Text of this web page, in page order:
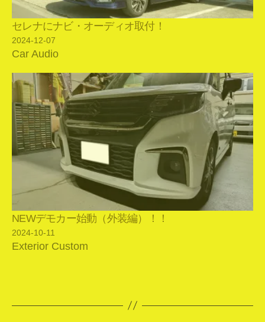
セレナにナビ・オーディオ取付！
2024-12-07
Car Audio
NEWデモカー始動（外装編）！！
2024-10-11
Exterior Custom